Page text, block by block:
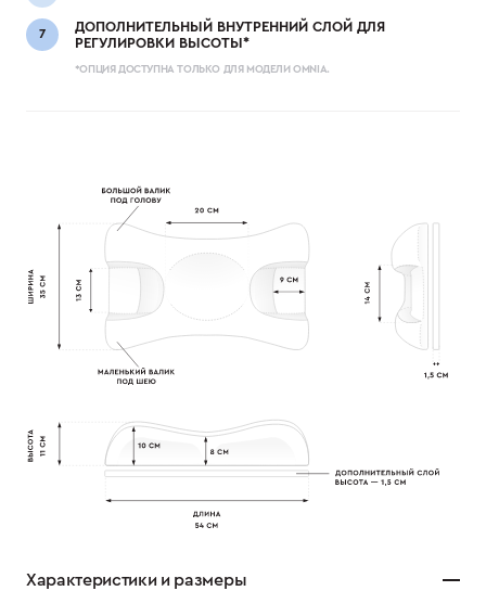
ДОПОЛНИТЕЛЬНЫЙ ВНУТРЕННИЙ СЛОЙ ДЛЯ
РЕГУЛИРОВКИ ВЫСОТЫ*
*ОПЦИЯ ДОСТУПНА ТОЛЬКО ДЛЯ МОДЕЛИ OMNIA.
Характеристики и размеры